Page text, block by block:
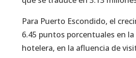
Para Puerto Escondido, el
6.45 puntos porcentuales en
hotelera, en la afluencia de